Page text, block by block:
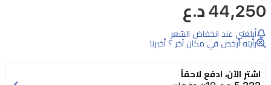
البطارية:
مللي
ساعة
44,250 د.ع
أبلغني عند انخفاض السّعر
رأيته أرخص في مكان آخر ؟ أخبرنا
اشترِ الآن، ادفع لاحقاً